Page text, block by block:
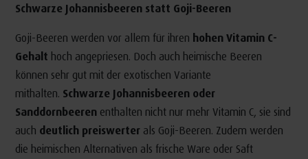
Schwarze Johannisbeeren statt Goji-Beeren
Goji-Beeren werden vor allem für ihren hohen Vitamin C-
Gehalt hoch angepriesen. Doch auch heimische Beeren
können sehr gut mit der exotischen Variante
mithalten. Schwarze Johannisbeeren oder
Sanddornbeerenenthalten nicht nur mehr Vitamin C, sie sind
auch deutlich preiswerterals Goji-Beeren. Zudem werden
die heimischen Alternativen als frische Ware oder Saft